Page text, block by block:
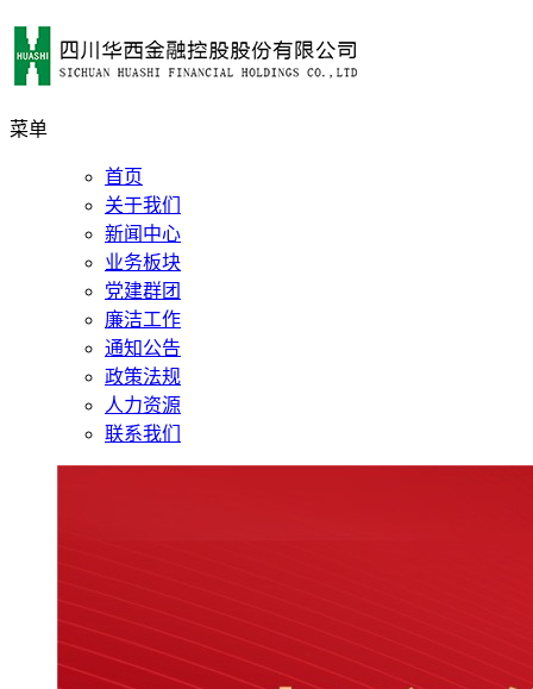
菜单
首页
关于我们
新闻中心
业务板块
党建群团
廉洁工作
通知公告
政策法规
人力资源
联系我们